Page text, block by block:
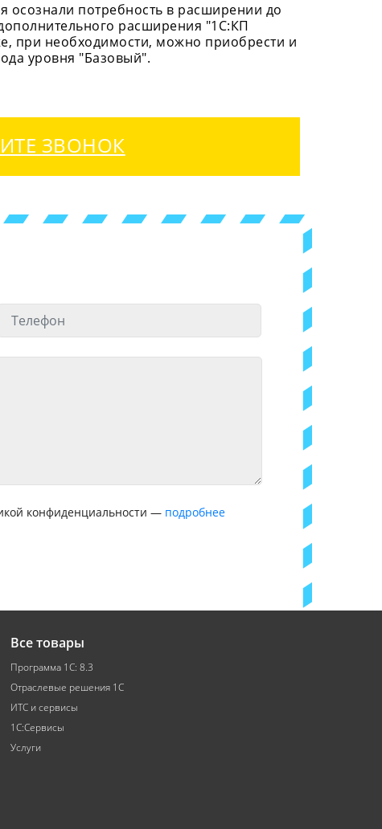
осознали потребность в расширении до
расширения "1С:КП
при необходимости, можно приобрести и
уровня "Базовый".
ЗВОНОК
конфиденциальности — подробнее
Все товары
Программа 1С: 8.3
Отраслевые решения 1С
ИТС и сервисы
1С:Сервисы
Услуги